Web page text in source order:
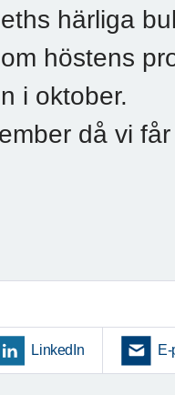
härliga
höstens
i oktober.
då vi
LinkedIn